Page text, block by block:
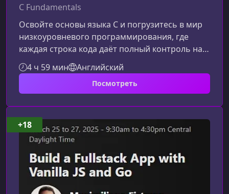
C Fundamentals
Освойте основы языка C и погрузитесь в мир
низкоуровневого программирования, где
каждая строка кода даёт полный контроль над
памятью, производительностью и
поведением программы. Этот расширенный
обзор поможет пользователю понять
привлекательность для поисковых систем.Что
представляет собой язык C и почему он
важенЯзык C — это фундамент большинства
современных технологий: от операционных
систем и сетевых сервисов до
4 ч 59 мин Английский
Посмотреть
+18